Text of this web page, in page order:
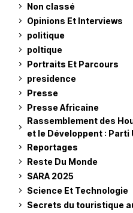
Non classé
Opinions Et Interviews
politique
poltique
Portraits Et Parcours
presidence
Presse
Presse Africaine
Rassemblement des
et le Développent : Parti
Reportages
Reste Du Monde
SARA 2025
Science Et Technologie
Secrets du touristique